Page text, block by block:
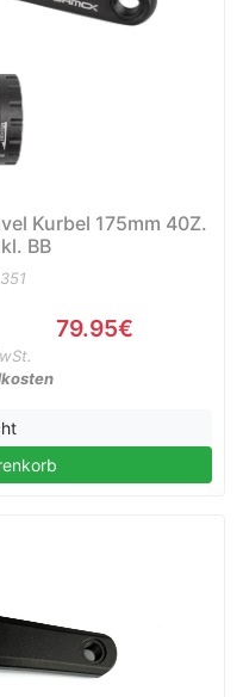
Kurbel 175mm 40Z.
BB
79.95€